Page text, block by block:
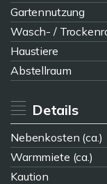
Gartennutzung
Wasch- /
Haustiere
Abstellraum
Details
Nebenkosten (ca.)
Warmmiete (ca.)
Kaution